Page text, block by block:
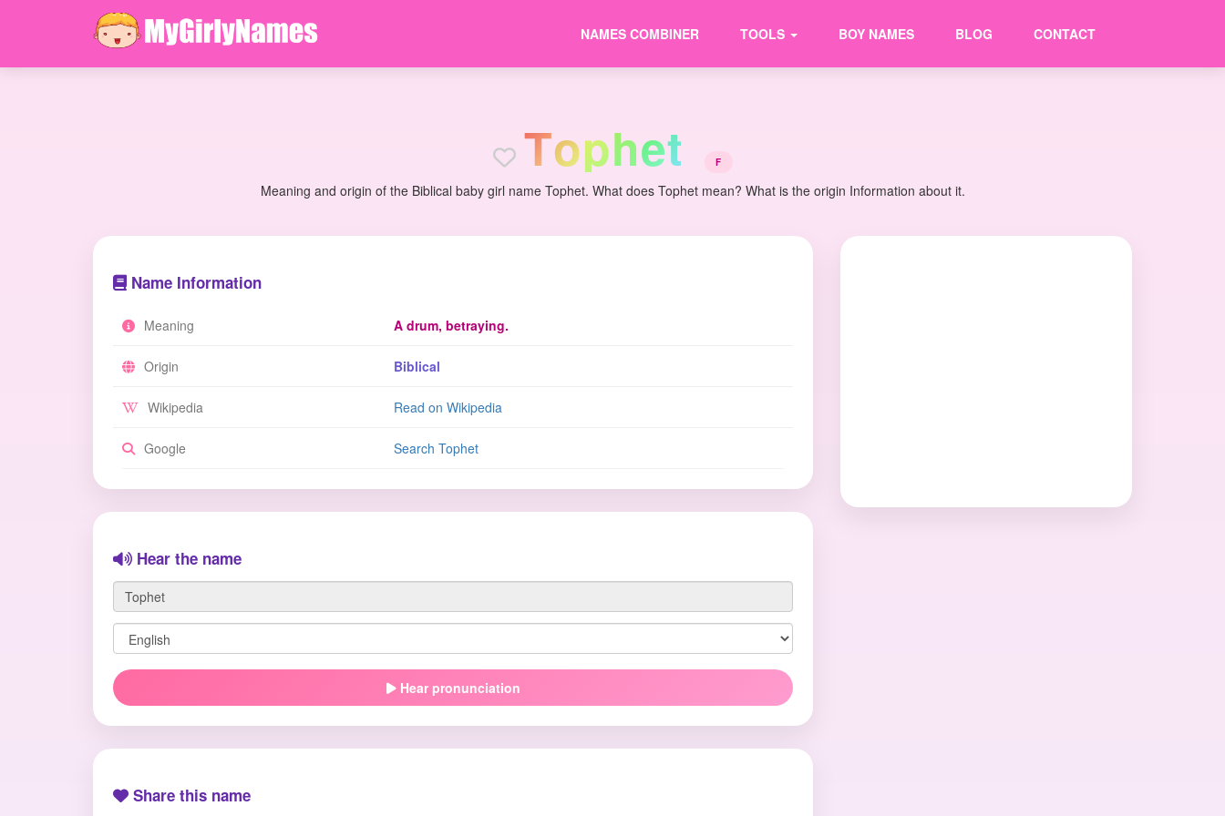
NAMES COMBINER TOOLS BOY NAMES BLOG CONTACT
Tophet F
Meaning and origin of the Biblical baby girl name Tophet. What does Tophet mean? What is the origin Information about it.
Name Information
Meaning A drum, betraying.
Origin Biblical
Wikipedia Read on Wikipedia
Google Search Tophet
Hear the name
Hear pronunciation
Share this name